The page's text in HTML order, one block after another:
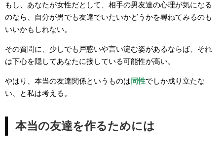
もし、あなたが女性だとして、相手の男友達の心理が気になる
のなら、自分が男でも友達でいたいかどうかを尋ねてみるのも
いいかもしれない。
その質問に、少しでも戸惑いや言い淀む姿があるならば、それ
は下心を隠してあなたに接している可能性が高い。
やはり、本当の友達関係というものは 同性でしか成り立たな
い、と私は考える。
本当の友達を作るためには